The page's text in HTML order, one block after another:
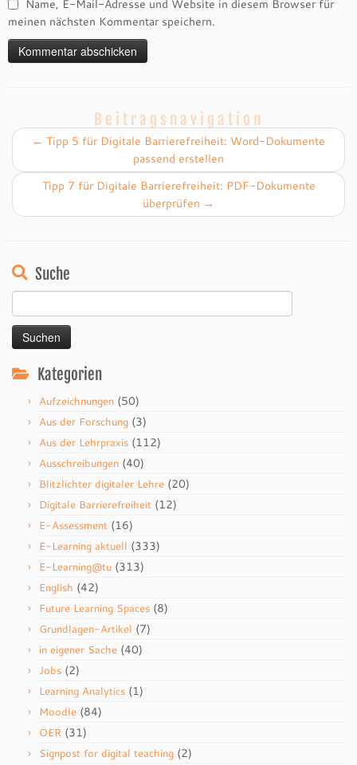
Name, E-Mail-Adresse und Website in diesem Browser für
meinen nächsten Kommentar speichern.
Beitragsnavigation
← Tipp 5 für Digitale Barrierefreiheit: Word-Dokumente
passend erstellen
Tipp 7 für Digitale Barrierefreiheit: PDF-Dokumente
überprüfen →
Suche
nach:
Kategorien
Aufzeichnungen (50)
Aus der Forschung (3)
Aus der Lehrpraxis (112)
Ausschreibungen (40)
Blitzlichter digitaler Lehre (20)
Digitale Barrierefreiheit (12)
E-Assessment (16)
E-Learning aktuell (333)
E-Learning@tu (313)
English (42)
Future Learning Spaces (8)
Grundlagen-Artikel (7)
in eigener Sache (40)
Jobs (2)
Learning Analytics (1)
Moodle (84)
OER (31)
Signpost for digital teaching (2)